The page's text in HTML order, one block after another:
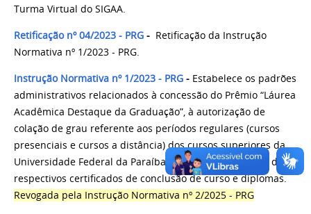
Turma Virtual do SIGAA.
Retificação nº 04/2023 - PRG - Retificação da Instrução
Normativa nº 1/2023 - PRG.
Instrução Normativa nº 1/2023 - PRG - Estabelece os padrões
administrativos relacionados à concessão do Prêmio “Láurea
Acadêmica Destaque da Graduação”, à autorização de
colação de grau referente aos períodos regulares (cursos
presenciais e cursos a distância) dos cursos superiores da
Universidade Federal da Paraíba, bem como à emissão dos
respectivos certificados de conclusão de curso e diplomas.
Revogada pela Instrução Normativa nº 2/2025 - PRG